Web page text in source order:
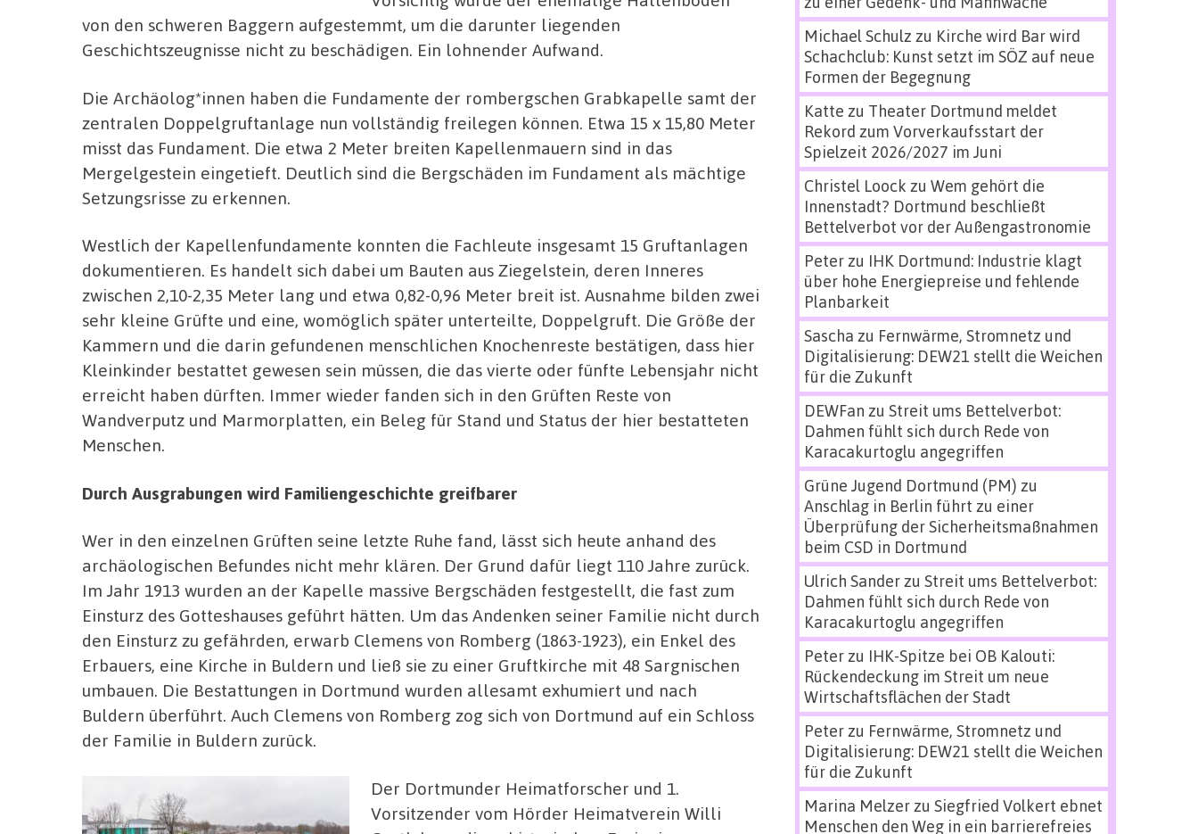
von den schweren Baggern aufgestemmt, um die darunter liegenden
Geschichtszeugnisse nicht zu beschädigen. Ein lohnender Aufwand.
Die Archäolog*innen haben die Fundamente der rombergschen Grabkapelle samt der
zentralen Doppelgruftanlage nun vollständig freilegen können. Etwa 15 x 15,80 Meter
misst das Fundament. Die etwa 2 Meter breiten Kapellenmauern sind in das
Mergelgestein eingetieft. Deutlich sind die Bergschäden im Fundament als mächtige
Setzungsrisse zu erkennen.
Westlich der Kapellenfundamente konnten die Fachleute insgesamt 15 Gruftanlagen
dokumentieren. Es handelt sich dabei um Bauten aus Ziegelstein, deren Inneres
zwischen 2,10-2,35 Meter lang und etwa 0,82-0,96 Meter breit ist. Ausnahme bilden zwei
sehr kleine Grüfte und eine, womöglich später unterteilte, Doppelgruft. Die Größe der
Kammern und die darin gefundenen menschlichen Knochenreste bestätigen, dass hier
Kleinkinder bestattet gewesen sein müssen, die das vierte oder fünfte Lebensjahr nicht
erreicht haben dürften. Immer wieder fanden sich in den Grüften Reste von
Wandverputz und Marmorplatten, ein Beleg für Stand und Status der hier bestatteten
Menschen.
Durch Ausgrabungen wird Familiengeschichte greifbarer
Wer in den einzelnen Grüften seine letzte Ruhe fand, lässt sich heute anhand des
archäologischen Befundes nicht mehr klären. Der Grund dafür liegt 110 Jahre zurück.
Im Jahr 1913 wurden an der Kapelle massive Bergschäden festgestellt, die fast zum
Einsturz des Gotteshauses geführt hätten. Um das Andenken seiner Familie nicht durch
den Einsturz zu gefährden, erwarb Clemens von Romberg (1863-1923), ein Enkel des
Erbauers, eine Kirche in Buldern und ließ sie zu einer Gruftkirche mit 48 Sargnischen
umbauen. Die Bestattungen in Dortmund wurden allesamt exhumiert und nach
Buldern überführt. Auch Clemens von Romberg zog sich von Dortmund auf ein Schloss
der Familie in Buldern zurück.
Der Dortmunder Heimatforscher und 1.
Vorsitzender vom Hörder Heimatverein Willi
Michael Schulz zu Kirche wird Bar wird
Schachclub: Kunst setzt im SÖZ auf neue
Formen der Begegnung
Katte zu Theater Dortmund meldet
Rekord zum Vorverkaufsstart der
Spielzeit 2026/2027 im Juni
Christel Loock zu Wem gehört die
Innenstadt? Dortmund beschließt
Bettelverbot vor der Außengastronomie
Peterzu IHK Dortmund: Industrie klagt
über hohe Energiepreise und fehlende
Planbarkeit
Sascha zu Fernwärme, Stromnetz und
Digitalisierung: DEW21 stellt die Weichen
für die Zukunft
DEWFan zu Streit ums Bettelverbot:
Dahmen fühlt sich durch Rede von
Karacakurtoglu angegriffen
Grüne Jugend Dortmund (PM) zu
Anschlag in Berlin führt zu einer
Überprüfung der Sicherheitsmaßnahmen
beim CSD in Dortmund
Ulrich Sanderzu Streit ums Bettelverbot:
Dahmen fühlt sich durch Rede von
Karacakurtoglu angegriffen
Peterzu IHK-Spitze bei OB Kalouti:
Rückendeckung im Streit um neue
Wirtschaftsflächen der Stadt
Peterzu Fernwärme, Stromnetz und
Digitalisierung: DEW21 stellt die Weichen
für die Zukunft
Marina Melzerzu Siegfried Volkert ebnet
Menschen den Weg in ein barrierefreies